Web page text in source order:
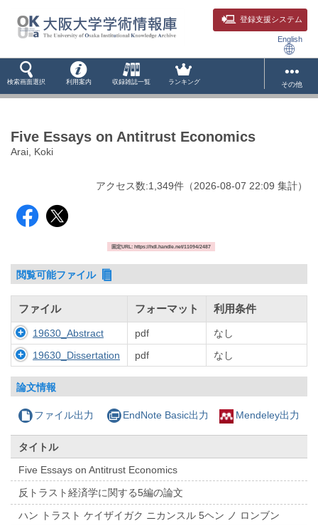
登録支援システム
English
検索画面選択 利用案内 収録雑誌一覧 ランキング その他
Five Essays on Antitrust Economics
Arai, Koki
アクセス数:1,349件 （2026-08-07 22:09 集計）
固定URL: https://hdl.handle.net/11094/2487
閲覧可能ファイル
ファイル フォーマット 利用条件
19630_Abstract pdf
なし
19630_Dissertation
pdf なし
論文情報
ファイル出力 EndNote Basic出力 Mendeley出力
タイトル
Five Essays on Antitrust Economics
反トラスト経済学に関する5編の論文
ハン トラスト ケイザイガク ニカンスル 5ヘン ノ ロンブン